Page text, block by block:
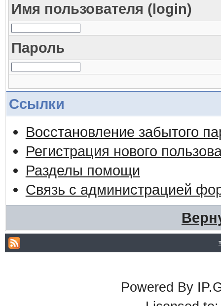
Имя пользователя (login)
Пароль
Ссылки
Восстановление забытого
Регистрация нового
Разделы помощи
Связь с администрацией
Powered By